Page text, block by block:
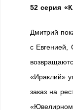
52 серия
Дмитрий
с Евгенией,
«Ираклий»
заказ на